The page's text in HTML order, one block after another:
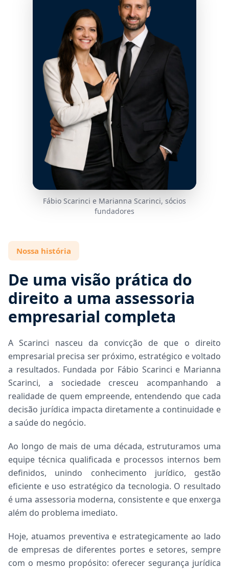
Fábio Scarinci e Marianna Scarinci, sócios
fundadores
Nossa história
De uma visão prática do
direito a uma assessoria
empresarial completa
A Scarinci nasceu da convicção de que o direito
empresarial precisa ser próximo, estratégico e voltado
a resultados. Fundada por Fábio Scarinci e Marianna
Scarinci, a sociedade cresceu acompanhando a
realidade de quem empreende, entendendo que cada
decisão jurídica impacta diretamente a continuidade e
a saúde do negócio.
Ao longo de mais de uma década, estruturamos uma
equipe técnica qualificada e processos internos bem
definidos, unindo conhecimento jurídico, gestão
eficiente e uso estratégico da tecnologia. O resultado
é uma assessoria moderna, consistente e que enxerga
além do problema imediato.
Hoje, atuamos preventiva e estrategicamente ao lado
de empresas de diferentes portes e setores, sempre
com o mesmo propósito: oferecer segurança jurídica